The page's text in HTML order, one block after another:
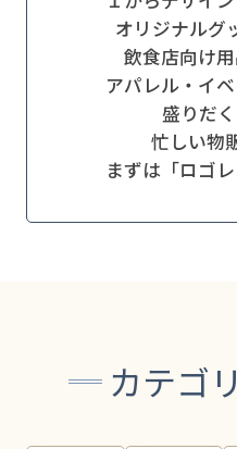
オリジナルグ
飲食店向け用
アパレル・イ
盛りだく
忙しい物
まずは「ロゴ
カテゴ